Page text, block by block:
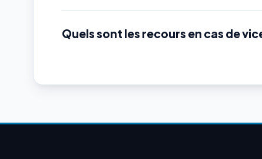
Quels sont les recours en cas de